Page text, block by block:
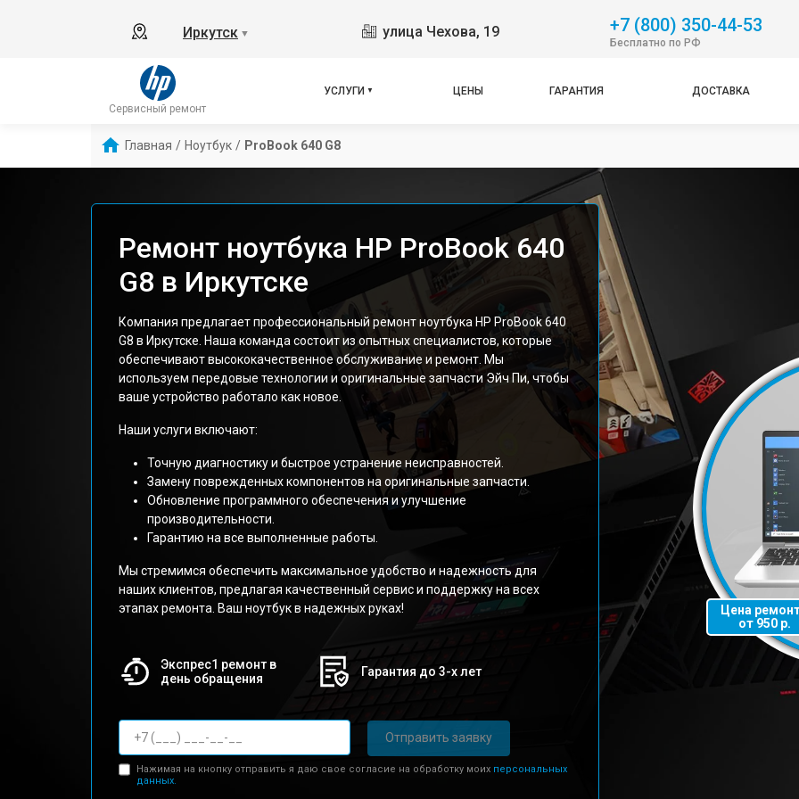
Иркутск ▼ улица Чехова, 19 +7 (800) 350-44-53
Бесплатно по РФ
Сервисный ремонт
УСЛУГИ ЦЕНЫ ГАРАНТИЯ ДОСТАВКА
Главная / Ноутбук / ProBook 640 G8
Ремонт ноутбука HP ProBook 640
G8 в Иркутске
Компания предлагает профессиональный ремонт ноутбука HP ProBook 640
G8 в Иркутске. Наша команда состоит из опытных специалистов, которые
обеспечивают высококачественное обслуживание и ремонт. Мы
используем передовые технологии и оригинальные запчасти Эйч Пи, чтобы
ваше устройство работало как новое.
Наши услуги включают:
Точную диагностику и быстрое устранение неисправностей.
Замену поврежденных компонентов на оригинальные запчасти.
Обновление программного обеспечения и улучшение
производительности.
Гарантию на все выполненные работы.
Мы стремимся обеспечить максимальное удобство и надежность для
наших клиентов, предлагая качественный сервис и поддержку на всех
этапах ремонта. Ваш ноутбук в надежных руках!
Экспрес1 ремонт в
день обращения
Гарантия до 3-х лет
Отправить заявку
Нажимая на кнопку отправить я даю свое согласие на обработку моих персональных
данных.
Цена
от 950 р.